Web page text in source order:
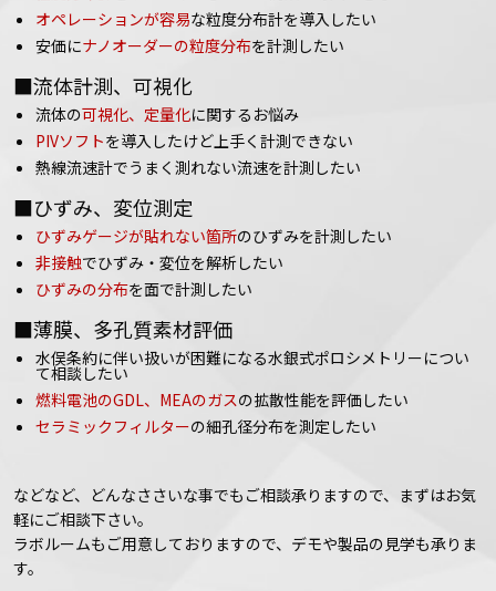
オペレーションが容易な粒度分布計を導入したい
安価にナノオーダーの粒度分布を計測したい
■流体計測、可視化
流体の可視化、定量化に関するお悩み
PIVソフトを導入したけど上手く計測できない
熱線流速計でうまく測れない流速を計測したい
■ひずみ、変位測定
ひずみゲージが貼れない箇所のひずみを計測したい
非接触でひずみ・変位を解析したい
ひずみの分布を面で計測したい
■薄膜、多孔質素材評価
水俣条約に伴い扱いが困難になる水銀式ポロシメトリーについ
て相談したい
燃料電池のGDL、MEAのガスの拡散性能を評価したい
セラミックフィルターの細孔径分布を測定したい
などなど、どんなささいな事でもご相談承りますので、まずはお気
軽にご相談下さい。
ラボルームもご用意しておりますので、デモや製品の見学も承りま
す。